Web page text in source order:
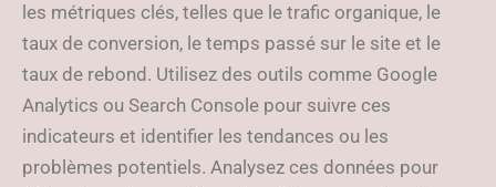
les métriques clés, telles que le trafic organique, le
taux de conversion, le temps passé sur le site et le
taux de rebond. Utilisez des outils comme Google
Analytics ou Search Console pour suivre ces
indicateurs et identifier les tendances ou les
problèmes potentiels. Analysez ces données pour